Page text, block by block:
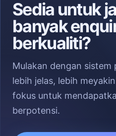
Sedia untuk
banyak
berkualiti?
Mulakan dengan sistem
lebih jelas, lebih
fokus untuk
berpotensi.